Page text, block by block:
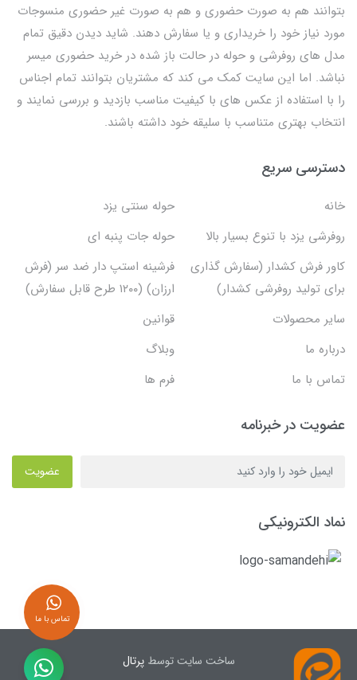
بتوانند هم به صورت حضوری و هم به صورت غیر حضوری منسوجات
مورد نیاز خود را خریداری و یا سفارش دهند. شاید دیدن دقیق تمام
مدل های روفرشی و حوله در حالت باز شده در خرید حضوری میسر
نباشد. اما این سایت کمک می کند که مشتریان بتوانند تمام اجناس
را با استفاده از عکس های با کیفیت مناسب بازدید و بررسی نمایند و
انتخاب بهتری متناسب با سلیقه خود داشته باشند.
دسترسی سریع
خانه
حوله سنتی یزد
روفرشی یزد با تنوع بسیار بالا
حوله جات پنبه ای
کاور فرش کشدار (سفارش گذاری
برای تولید روفرشی کشدار)
فرشینه استپ دار ضد سر (فرش
ارزان) (۱۲۰۰ طرح قابل سفارش)
سایر محصولات
قوانین
درباره ما
وبلاگ
تماس با ما
فرم ها
عضویت در خبرنامه
عضویت
نماد الکترونیکی
ساخت سایت توسطپرتال
تماس با ما